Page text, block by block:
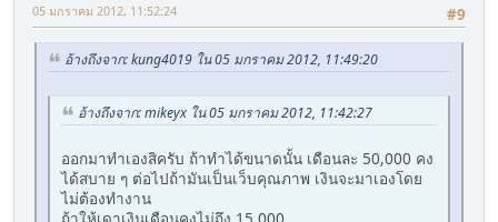
#9
05 มกราคม 2012, 11:52:24
อ้างถึงจาก: kung4019 ใน 05 มกราคม 2012, 11:49:20
อ้างถึงจาก: mikeyx ใน 05 มกราคม 2012, 11:42:27
ออกมาทำเองสิครับ ถ้าทำได้ขนาดนั้น เดือนละ 50,000 คง
ได้สบาย ๆ ต่อไปถ้ามันเป็นเว็บคุณภาพ เงินจะมาเองโดย
ไม่ต้องทำงาน
ถ้าให้เดาเงินเดือนคงไม่ถึง 15,000